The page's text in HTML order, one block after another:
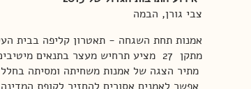
צבי גורן, הבמה
אמנות תחת השגחה - תאטרון קליפה בבית